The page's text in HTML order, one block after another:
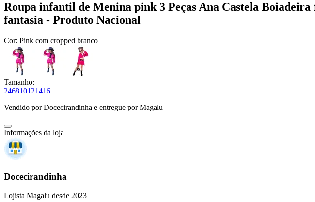
Roupa infantil de Menina pink 3 Peças Ana Castela
fantasia - Produto Nacional
Cor: Pink com cropped branco
Tamanho:
246810121416
Vendido porDocecirandinha e entregue por Magalu
Informações da loja
Docecirandinha
Lojista Magalu desde 2023